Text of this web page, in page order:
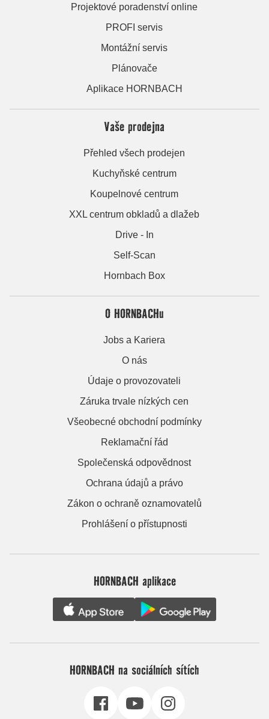
Projektové poradenství online
PROFI servis
Montážní servis
Plánovače
Aplikace HORNBACH
Vaše prodejna
Přehled všech prodejen
Kuchyňské centrum
Koupelnové centrum
XXL centrum obkladů a dlažeb
Drive - In
Self-Scan
Hornbach Box
O HORNBACHu
Jobs a Kariera
O nás
Údaje o provozovateli
Záruka trvale nízkých cen
Všeobecné obchodní podmínky
Reklamační řád
Společenská odpovědnost
Ochrana údajů a právo
Zákon o ochraně oznamovatelů
Prohlášení o přístupnosti
HORNBACH aplikace
HORNBACH na sociálních sítích